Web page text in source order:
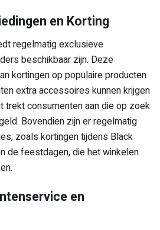
en Korting
regelmatig exclusieve
beschikbaar zijn. Deze
kortingen op populaire producten
extra accessoires kunnen krijgen
trekt consumenten aan die op zoek
Bovendien zijn er regelmatig
zoals kortingen tijdens Black
de feestdagen, die het winkelen
en